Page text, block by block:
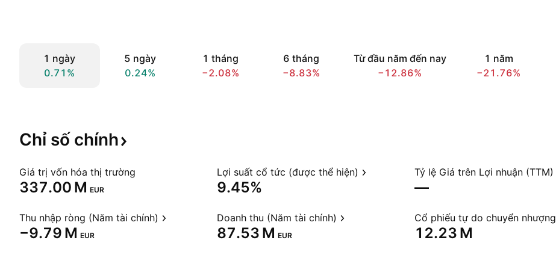
1 ngày
0.71%
5 ngày
0.24%
1 tháng
−2.08%
6 tháng
−8.83%
Từ đầu năm đến nay
−12.86%
1 năm
−21.76%
Chỉ số chính
Giá trị vốn hóa thị trường
‪337.00 M‬ EUR
Lợi suất cổ tức (được thể hiện)
9.45%
Tỷ lệ Giá trên Lợi nhuận (TTM)
—
Thu nhập ròng (Năm tài chính)
‪−9.79 M‬ EUR
Doanh thu (Năm tài chính)
‪87.53 M‬ EUR
Cổ phiếu tự do chuyển nhượng
‪12.23 M‬